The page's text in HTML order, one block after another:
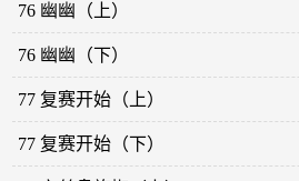
76 幽幽（上）
76 幽幽（下）
77 复赛开始（上）
77 复赛开始（下）